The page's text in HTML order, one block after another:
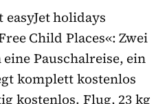
holidays
Child Places«: Zwei
Pauschalreise, ein
komplett kostenlos
kostenlos. Flug, 23 kg